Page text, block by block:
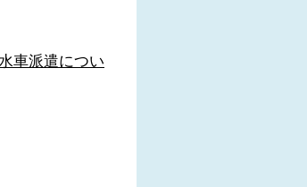
車派遣につい